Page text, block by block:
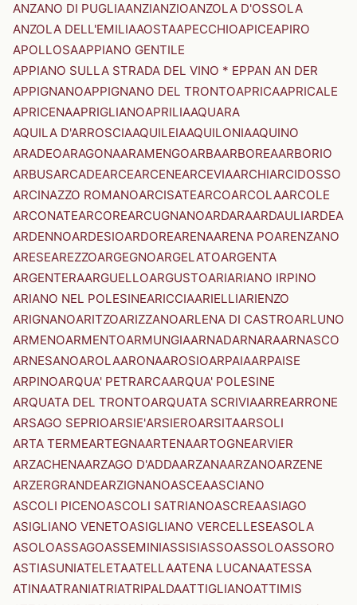
ANZANO DI PUGLIAANZIANZIOANZOLA D'OSSOLA
ANZOLA DELL'EMILIAAOSTAAPECCHIOAPICEAPIRO
APOLLOSAAPPIANO GENTILE
APPIANO SULLA STRADA DEL VINO * EPPAN AN DER
APPIGNANOAPPIGNANO DEL TRONTOAPRICAAPRICALE
APRICENAAPRIGLIANOAPRILIAAQUARA
AQUILA D'ARROSCIAAQUILEIAAQUILONIAAQUINO
ARADEOARAGONAARAMENGOARBAARBOREAARBORIO
ARBUSARCADEARCEARCENEARCEVIAARCHIARCIDOSSO
ARCINAZZO ROMANOARCISATEARCOARCOLAARCOLE
ARCONATEARCOREARCUGNANOARDARAARDAULIARDEA
ARDENNOARDESIOARDOREARENAARENA POARENZANO
ARESEAREZZOARGEGNOARGELATOARGENTA
ARGENTERAARGUELLOARGUSTOARIARIANO IRPINO
ARIANO NEL POLESINEARICCIAARIELLIARIENZO
ARIGNANOARITZOARIZZANOARLENA DI CASTROARLUNO
ARMENOARMENTOARMUNGIAARNADARNARAARNASCO
ARNESANOAROLAARONAAROSIOARPAIAARPAISE
ARPINOARQUA' PETRARCAARQUA' POLESINE
ARQUATA DEL TRONTOARQUATA SCRIVIAARREARRONE
ARSAGO SEPRIOARSIE'ARSIEROARSITAARSOLI
ARTA TERMEARTEGNAARTENAARTOGNEARVIER
ARZACHENAARZAGO D'ADDAARZANAARZANOARZENE
ARZERGRANDEARZIGNANOASCEAASCIANO
ASCOLI PICENOASCOLI SATRIANOASCREAASIAGO
ASIGLIANO VENETOASIGLIANO VERCELLESEASOLA
ASOLOASSAGOASSEMINIASSISIASSOASSOLOASSORO
ASTIASUNIATELETAATELLAATENA LUCANAATESSA
ATINAATRANIATRIATRIPALDAATTIGLIANOATTIMIS